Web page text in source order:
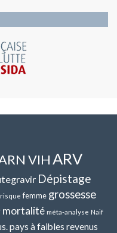
VIHARV
Dépistage
femme grossesse
mortalité méta-analyse Naif
pays à faibles revenus